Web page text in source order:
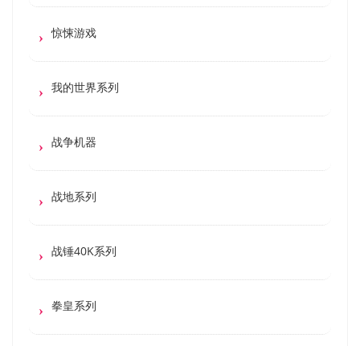
惊悚游戏
我的世界系列
战争机器
战地系列
战锤40K系列
拳皇系列